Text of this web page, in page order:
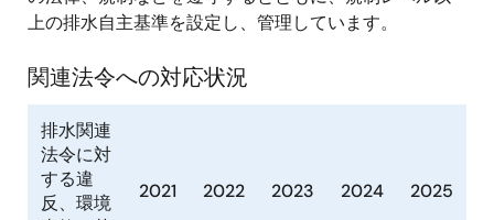
上の排水自主基準を設定し、管理しています。
関連法令への対応状況
排水関連
法令に対
する違
反、環境
2021 2022 2023 2024 2025